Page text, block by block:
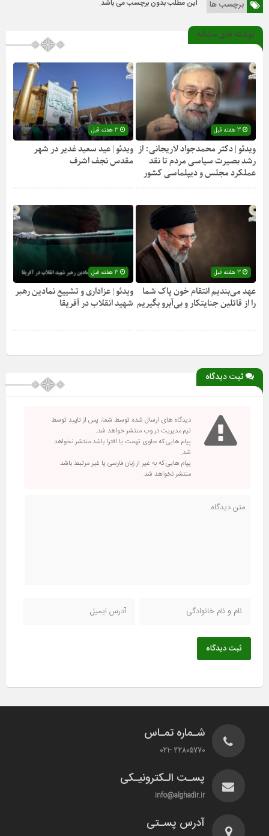
برچسب ها این مطلب بدون برچسب می باشد.
نوشته های مشابه
3 هفته قبل
ویدئو | دکتر محمدجواد لاریجانی: از
رشد بصیرت سیاسی مردم تا نقد
عملکرد مجلس و دیپلماسی کشور
ویدئو | عید سعید غدیر در شهر
مقدس نجف اشرف
3 هفته قبل
عهد می‌بندیم انتقام خون پاک شما
را از قاتلین جنایتکار و بی‌آبرو بگیریم
ویدئو | عزاداری و تشییع نمادین رهبر
شهید انقلاب در آفریقا
ثبت دیدگاه
دیدگاه های ارسال شده توسط شما، پس از تایید توسط
تیم مدیریت در وب منتشر خواهد شد.
پیام هایی که حاوی تهمت یا افترا باشد منتشر نخواهد
شد.
پیام هایی که به غیر از زبان فارسی یا غیر مرتبط باشد
منتشر نخواهد شد.
ثبت دیدگاه
شـماره تمـاس
22805770 -021
پسـت الـکترونیـکی
info@alghadir.ir
آدرس پسـتی